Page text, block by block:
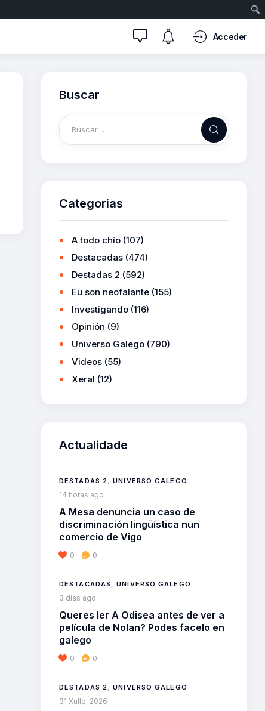
Acceder
Buscar
Categorias
A todo chío (107)
Destacadas (474)
Destadas 2 (592)
Eu son neofalante (155)
Investigando (116)
Opinión (9)
Universo Galego (790)
Videos (55)
Xeral (12)
Actualidade
DESTADAS 2 ,UNIVERSO GALEGO
14 horas ago
A Mesa denuncia un caso de
discriminación lingüística nun
comercio de Vigo
0 0
DESTACADAS ,UNIVERSO GALEGO
3 días ago
Queres ler A Odisea antes de ver a
película de Nolan? Podes facelo en
galego
0 0
DESTADAS 2 ,UNIVERSO GALEGO
31 Xullo, 2026